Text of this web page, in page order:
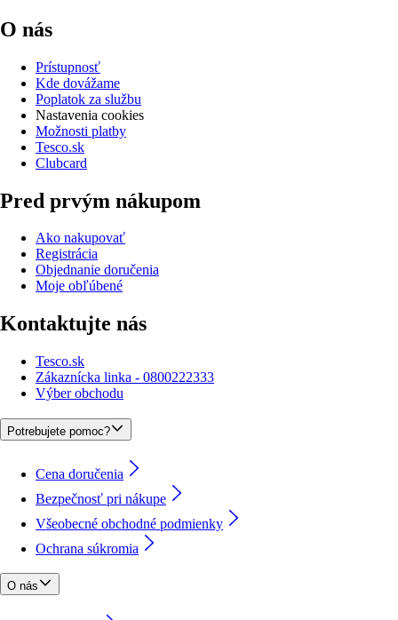
O nás
Prístupnosť
Kde dovážame
Poplatok za službu
Nastavenia cookies
Možnosti platby
Tesco.sk
Clubcard
Pred prvým nákupom
Ako nakupovať
Registrácia
Objednanie doručenia
Moje obľúbené
Kontaktujte nás
Tesco.sk
Zákaznícka linka - 0800222333
Výber obchodu
Potrebujete pomoc?
Cena doručenia
Bezpečnosť pri nákupe
Všeobecné obchodné podmienky
Ochrana súkromia
O nás